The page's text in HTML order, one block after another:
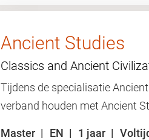
Ancient Studies
Classics and Ancient
Tijdens de specialisatie
verband houden met Ancient
Master EN 1 jaar